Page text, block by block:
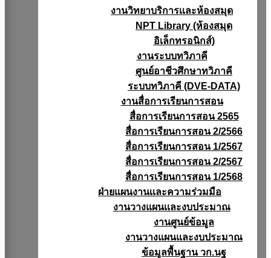
งานวิทยาบริการเเละห้องสมุด
NPT Library (ห้องสมุด
อิเล็กทรอนิกส์)
งานระบบทวิภาคี
ศูนย์อาชีวศึกษาทวิภาคี
ระบบทวิภาคี (DVE-DATA)
งานสื่อการเรียนการสอน
สื่อการเรียนการสอน 2565
สื่อการเรียนการสอน 2/2566
สื่อการเรียนการสอน 1/2567
สื่อการเรียนการสอน 2/2567
สื่อการเรียนการสอน 1/2568
ฝ่ายแผนงานเเละความร่วมมือ
งานวางแผนเเละงบประมาณ
งานศูนย์ข้อมูล
งานวางแผนและงบประมาณ
ข้อมูลพื้นฐาน วก.นฐ